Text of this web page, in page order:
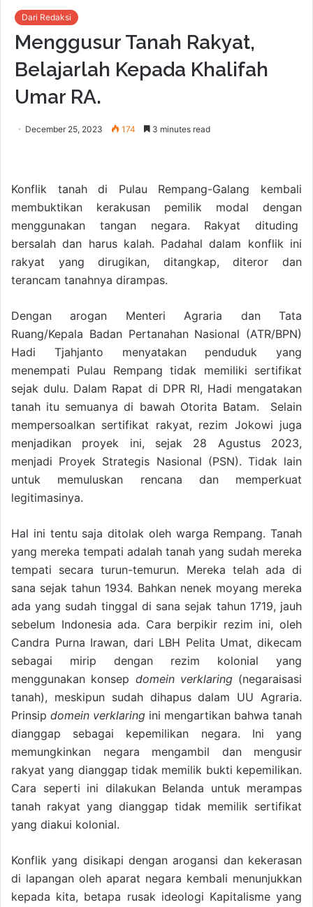
Dari Redaksi
Menggusur Tanah Rakyat,
Belajarlah Kepada Khalifah
Umar RA.
December 25, 2023 174 3 minutes read
Konflik tanah di Pulau Rempang-Galang kembali
membuktikan kerakusan pemilik modal dengan
menggunakan tangan negara. Rakyat dituding
bersalah dan harus kalah. Padahal dalam konflik ini
rakyat yang dirugikan, ditangkap, diteror dan
terancam tanahnya dirampas.
Dengan arogan Menteri Agraria dan Tata
Ruang/Kepala Badan Pertanahan Nasional (ATR/BPN)
Hadi Tjahjanto menyatakan penduduk yang
menempati Pulau Rempang tidak memiliki sertifikat
sejak dulu. Dalam Rapat di DPR RI, Hadi mengatakan
tanah itu semuanya di bawah Otorita Batam. Selain
mempersoalkan sertifikat rakyat, rezim Jokowi juga
menjadikan proyek ini, sejak 28 Agustus 2023,
menjadi Proyek Strategis Nasional (PSN). Tidak lain
untuk memuluskan rencana dan memperkuat
legitimasinya.
Hal ini tentu saja ditolak oleh warga Rempang. Tanah
yang mereka tempati adalah tanah yang sudah mereka
tempati secara turun-temurun. Mereka telah ada di
sana sejak tahun 1934. Bahkan nenek moyang mereka
ada yang sudah tinggal di sana sejak tahun 1719, jauh
sebelum Indonesia ada. Cara berpikir rezim ini, oleh
Candra Purna Irawan, dari LBH Pelita Umat, dikecam
sebagai mirip dengan rezim kolonial yang
menggunakan konsep domein verklaring(negaraisasi
tanah), meskipun sudah dihapus dalam UU Agraria.
Prinsip domein verklaring ini mengartikan bahwa tanah
dianggap sebagai kepemilikan negara. Ini yang
memungkinkan negara mengambil dan mengusir
rakyat yang dianggap tidak memilik bukti kepemilikan.
Cara seperti ini dilakukan Belanda untuk merampas
tanah rakyat yang dianggap tidak memilik sertifikat
yang diakui kolonial.
Konflik yang disikapi dengan arogansi dan kekerasan
di lapangan oleh aparat negara kembali menunjukkan
kepada kita, betapa rusak ideologi Kapitalisme yang